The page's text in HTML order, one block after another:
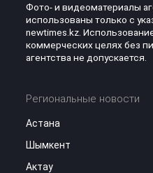
Фото- и видеоматериалы
использованы только с
newtimes.kz.
коммерческих целях без
агентства не допускается.
Региональные новости
Астана
Шымкент
Актау